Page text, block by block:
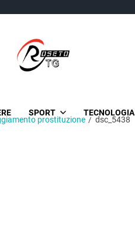
SPORT TECNOLOGIA
prostituzione dsc_5438